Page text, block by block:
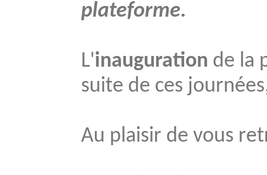
plateforme.
L'inauguration de la
suite de ces
Au plaisir de vous